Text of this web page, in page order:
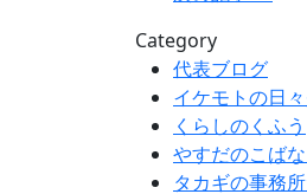
Category
代表ブログ
イケモトの日
くらしのくふう
やすだのこば
タカギの事務